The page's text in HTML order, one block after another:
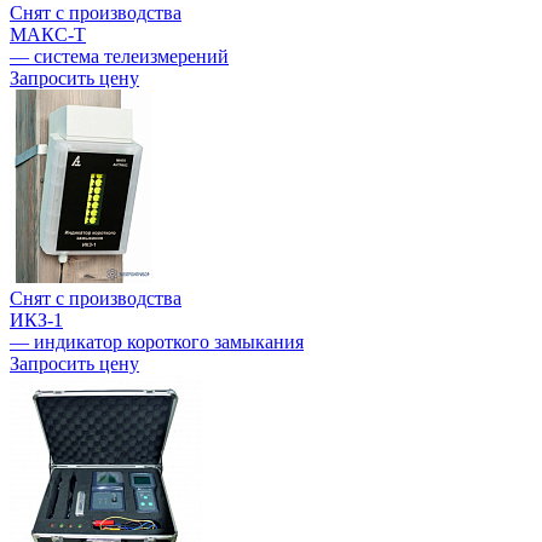
Снят с производства
МАКС-Т
— система телеизмерений
Запросить цену
Снят с производства
ИКЗ-1
— индикатор короткого замыкания
Запросить цену